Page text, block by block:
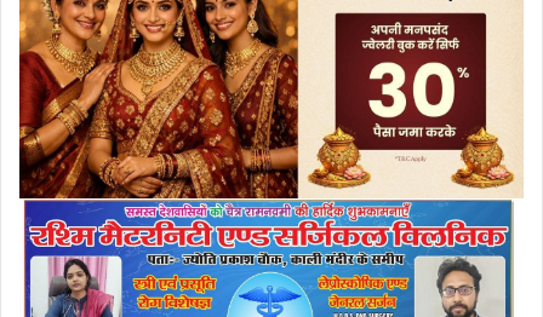
a
i
l